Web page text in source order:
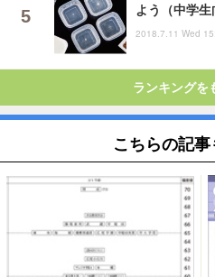
よう（中学生
2018.7.11 Wed
ランキングを
こちらの記